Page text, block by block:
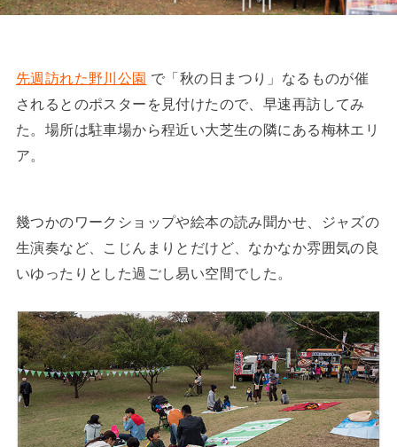
先週訪れた野川公園 で「秋の日まつり」なるものが催
されるとのポスターを見付けたので、早速再訪してみ
た。場所は駐車場から程近い大芝生の隣にある梅林エリ
ア。
幾つかのワークショップや絵本の読み聞かせ、ジャズの
生演奏など、こじんまりとだけど、なかなか雰囲気の良
いゆったりとした過ごし易い空間でした。